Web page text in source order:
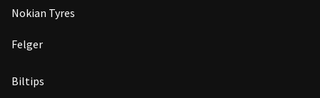
Nokian Tyres
Felger
Biltips